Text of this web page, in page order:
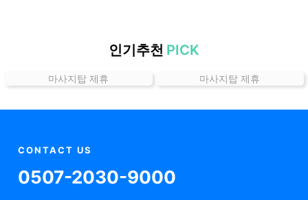
인
보
인기추천 PICK
마사지탑 제휴 마사지탑 제휴
CONTACT US
0507-2030-9000